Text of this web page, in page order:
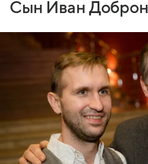
Сын Иван